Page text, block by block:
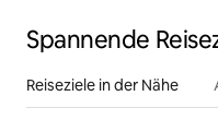
Spannende
Reiseziele in der Nähe